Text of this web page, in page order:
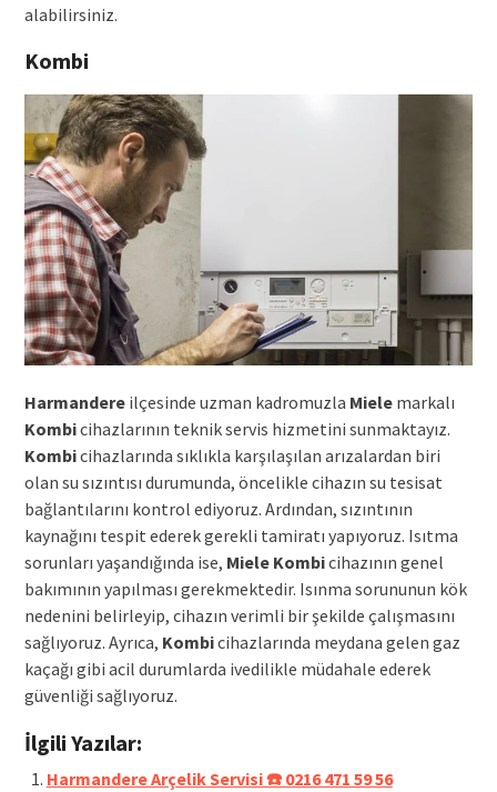
alabilirsiniz.
Kombi
Harmandereilçesinde uzman kadromuzla Mielemarkalı
Kombicihazlarının teknik servis hizmetini sunmaktayız.
Kombicihazlarında sıklıkla karşılaşılan arızalardan biri
olan su sızıntısı durumunda, öncelikle cihazın su tesisat
bağlantılarını kontrol ediyoruz. Ardından, sızıntının
kaynağını tespit ederek gerekli tamiratı yapıyoruz. Isıtma
sorunları yaşandığında ise, Miele Kombicihazının genel
bakımının yapılması gerekmektedir. Isınma sorununun kök
nedenini belirleyip, cihazın verimli bir şekilde çalışmasını
sağlıyoruz. Ayrıca, Kombicihazlarında meydana gelen gaz
kaçağı gibi acil durumlarda ivedilikle müdahale ederek
güvenliği sağlıyoruz.
İlgili Yazılar:
Harmandere Arçelik Servisi ☎️ 0216 471 59 56